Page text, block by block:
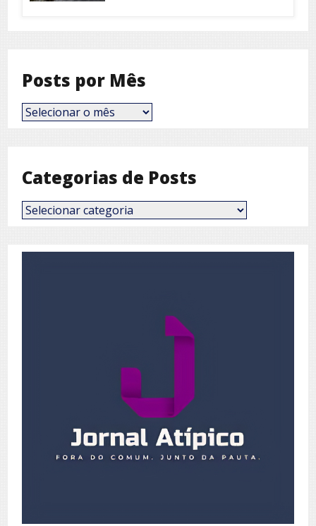
Posts por Mês
Posts
por
Categorias de Posts
Categorias
de